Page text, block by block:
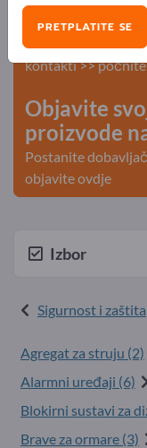
Exportpages!
Potražnja –
kontakti >>
Objavite
proizvode
Postanite
objavite ovdje
Izbor
Sigurnost i zaštita
Agregat za struju (2)
Alarmni uređaji (6)
Blokirni sustavi za
Brave za ormare (3)
PRETPLATITE SE